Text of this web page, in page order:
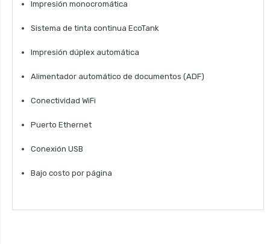
Impresión monocromática
Sistema de tinta continua EcoTank
Impresión dúplex automática
Alimentador automático de documentos (ADF)
Conectividad WiFi
Puerto Ethernet
Conexión USB
Bajo costo por página